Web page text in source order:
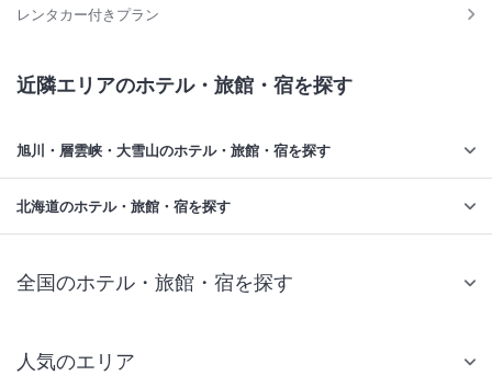
レンタカー付きプラン
近隣エリアのホテル・旅館・宿を探す
旭川・層雲峡・大雪山のホテル・旅館・宿を探す
北海道のホテル・旅館・宿を探す
全国のホテル・旅館・宿を探す
人気のエリア